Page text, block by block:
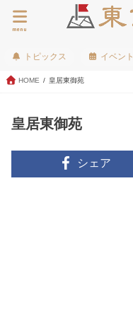
menu
トピックス イベント
HOME 皇居東御苑
皇居東御苑
シェア